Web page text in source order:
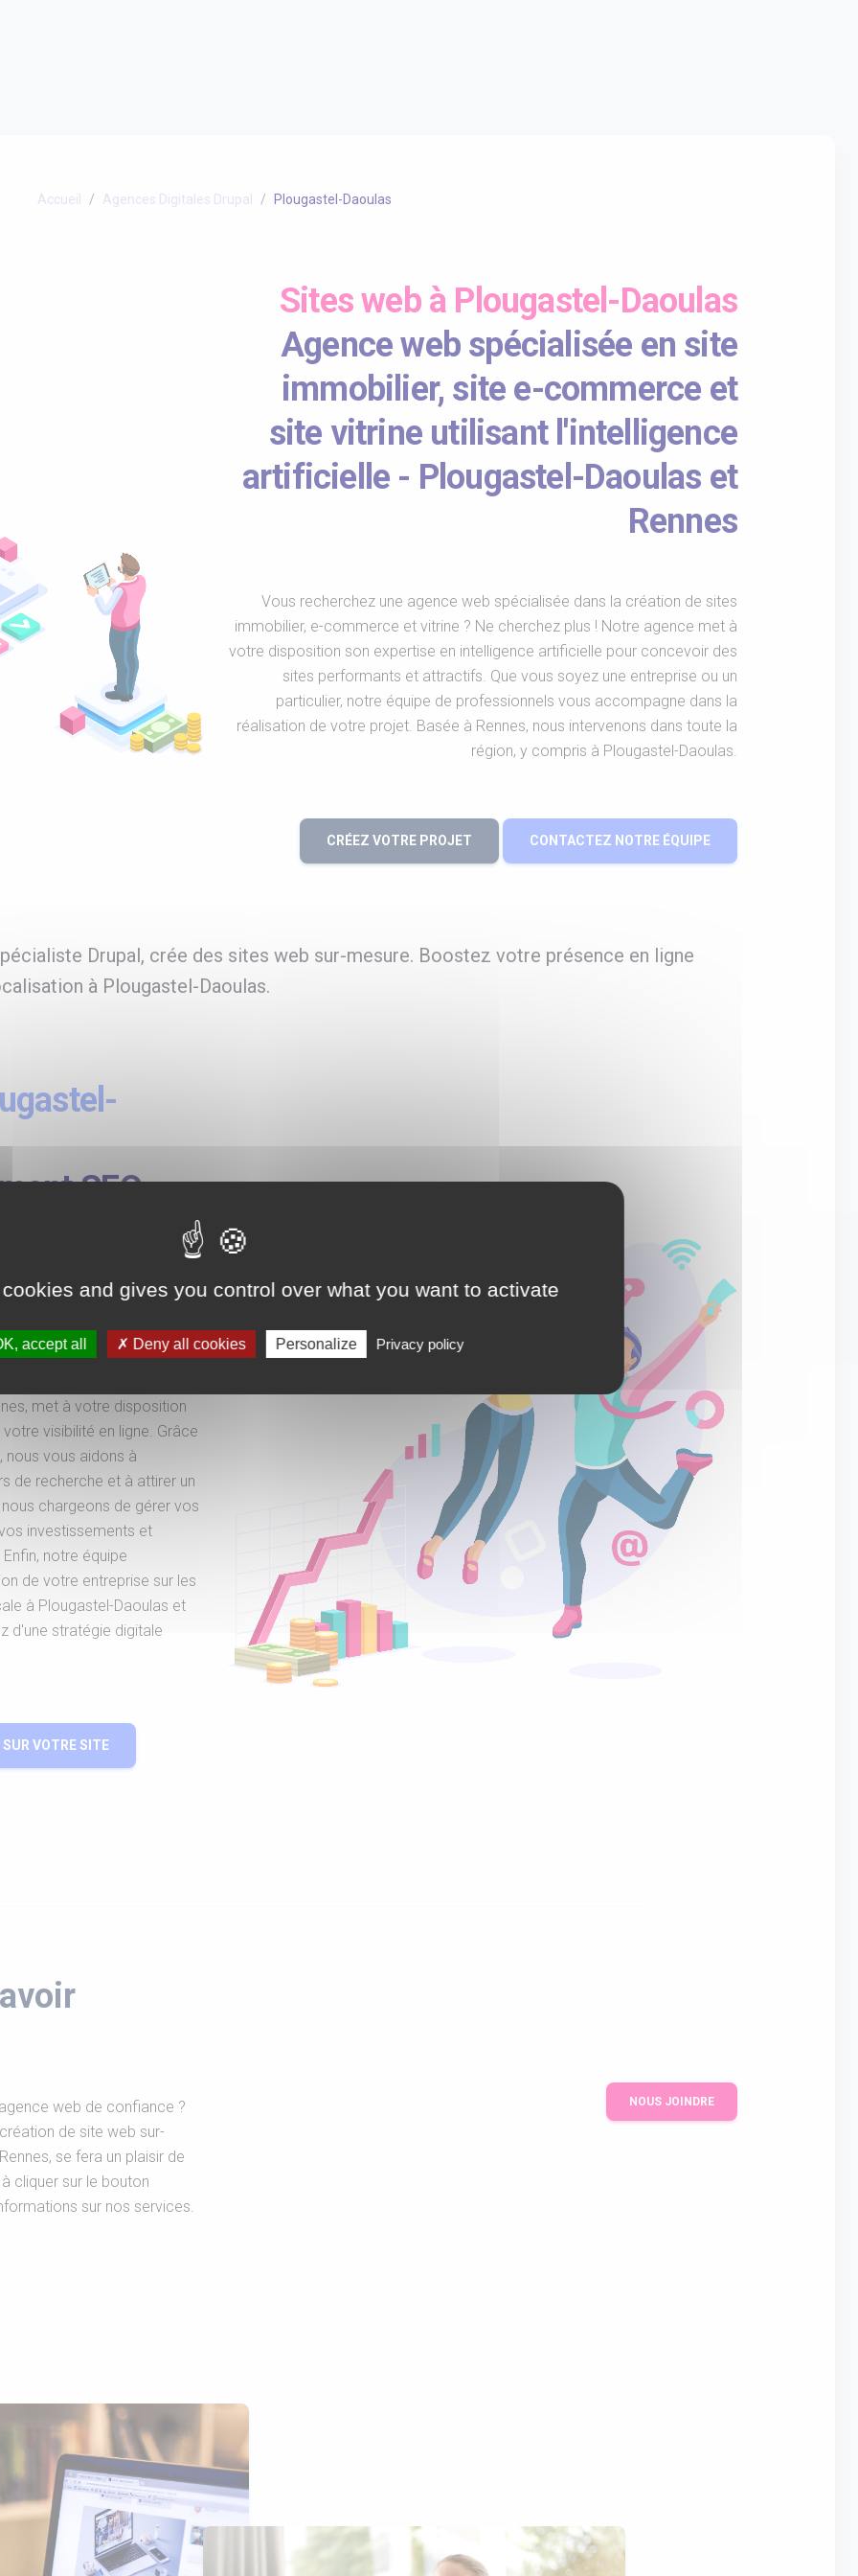
Accueil Agences Digitales Drupal Plougastel-Daoulas
Sites web à Plougastel-Daoulas
Agence web spécialisée en site
immobilier, site e-commerce et
site vitrine utilisant l'intelligence
artificielle - Plougastel-Daoulas et
Rennes
Vous recherchez une agence web spécialisée dans la création de sites
immobilier, e-commerce et vitrine ? Ne cherchez plus ! Notre agence met à
votre disposition son expertise en intelligence artificielle pour concevoir des
sites performants et attractifs. Que vous soyez une entreprise ou un
particulier, notre équipe de professionnels vous accompagne dans la
réalisation de votre projet. Basée à Rennes, nous intervenons dans toute la
région, y compris à Plougastel-Daoulas.
CRÉEZ VOTRE PROJET CONTACTEZ NOTRE ÉQUIPE
Drupal, crée des sites web sur-mesure. Boostez votre présence en ligne
à Plougastel-Daoulas.
SEO,
à
référencement et le SEO,
la promotion sur les
met à votre disposition
visibilité en ligne. Grâce
nous vous aidons à
de recherche et à attirer un
chargeons de gérer vos
investissements et
notre équipe
de votre entreprise sur les
à Plougastel-Daoulas et
d'une stratégie digitale
SUR VOTRE SITE
web de confiance ?
de site web sur-
se fera un plaisir de
cliquer sur le bouton
sur nos services.
NOUS JOINDRE
and gives you control over what you want to activate
accept all Deny all cookies Personalize Privacy policy